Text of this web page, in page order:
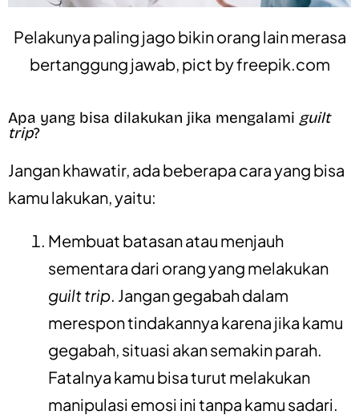
Pelakunya paling jago bikin orang lain merasa
bertanggung jawab, pict byfreepik.com
Apa yang bisa dilakukan jika mengalami guilt
trip?
Jangan khawatir, ada beberapa cara yang bisa
kamu lakukan,yaitu:
Membuat batasan atau menjauh
sementara dari orang yang melakukan
guilt trip. Jangan gegabah dalam
merespon tindakannya karena jika kamu
gegabah, situasi akan semakin parah.
Fatalnya kamu bisa turut melakukan
manipulasi emosi ini tanpa kamu sadari.